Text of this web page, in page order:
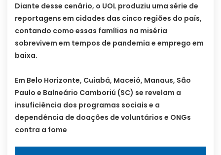
Diante desse cenário, o UOL produziu uma série de
reportagens em cidades das cinco regiões do país,
contando como essas famílias na miséria
sobrevivem em tempos de pandemia e emprego em
baixa.
Em Belo Horizonte, Cuiabá, Maceió, Manaus, São
Paulo e Balneário Camboriú (SC) se revelam a
insuficiência dos programas sociais e a
dependência de doações de voluntários e ONGs
contra a fome